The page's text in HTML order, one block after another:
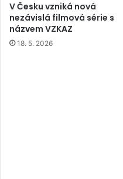
V Česku vzniká nová
nezávislá filmová série s
názvem VZKAZ
18. 5. 2026